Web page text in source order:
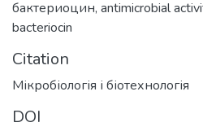
бактериоцин, antimicrobial
bacteriocin
Citation
Мікробіологія і біотехнологія
DOI